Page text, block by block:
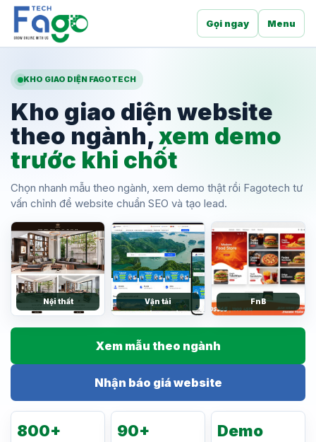
Gọi ngay Menu
KHO GIAO DIỆN FAGOTECH
Kho giao diện website
theo ngành,xem demo
trước khi chốt
Chọn nhanh mẫu theo ngành, xem demo thật rồi Fagotech tư
vấn chỉnh để website chuẩn SEO và tạo lead.
Nội thất Vận tải FnB
Xem mẫu theo ngành
Nhận báo giá website
800+ 90+ Demo